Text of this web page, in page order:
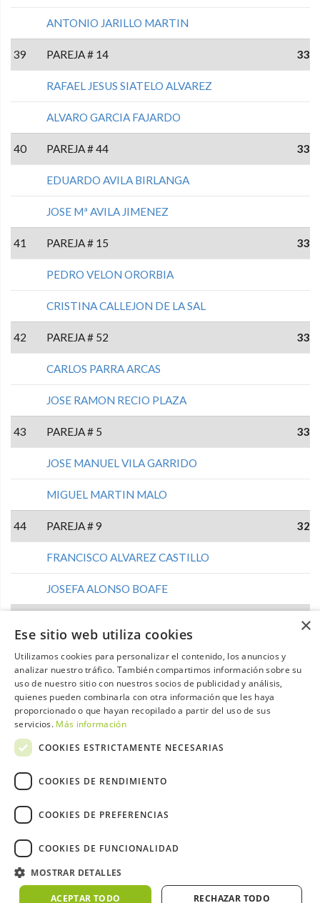
ANTONIO JARILLO MARTIN
39 PAREJA # 14 33
RAFAEL JESUS SIATELO ALVAREZ
ALVARO GARCIA FAJARDO
40 PAREJA # 44 33
EDUARDO AVILA BIRLANGA
JOSE Mª AVILA JIMENEZ
41 PAREJA # 15 33
PEDRO VELON ORORBIA
CRISTINA CALLEJON DE LA SAL
42 PAREJA # 52 33
CARLOS PARRA ARCAS
JOSE RAMON RECIO PLAZA
43 PAREJA # 5 33
JOSE MANUEL VILA GARRIDO
MIGUEL MARTIN MALO
44 PAREJA # 9 32
FRANCISCO ALVAREZ CASTILLO
JOSEFA ALONSO BOAFE
32
LUIS REINA GONZALEZ-NOVELLES
FRANCISCO DELGADO BAENA
46 PAREJA # 48
ADOLFO CARABOT RODRIGUEZ-RUBIO
CARMEN CARABOT VILLANUEVA
47 PAREJA # 55
IGNACIO LIBERAL GONZALEZ DE LARA
×
Ese sitio web utiliza cookies
Utilizamos cookies para personalizar el contenido, los anuncios y
analizar nuestro tráfico. También compartimos información sobre su
uso de nuestro sitio con nuestros socios de publicidad y análisis,
quienes pueden combinarla con otra información que les haya
proporcionado o que hayan recopilado a partir del uso de sus
servicios. Más información
COOKIES ESTRICTAMENTE NECESARIAS
COOKIES DE RENDIMIENTO
COOKIES DE PREFERENCIAS
COOKIES DE FUNCIONALIDAD
MOSTRAR DETALLES
ACEPTAR TODO RECHAZAR TODO